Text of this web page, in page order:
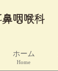
ホーム
Home